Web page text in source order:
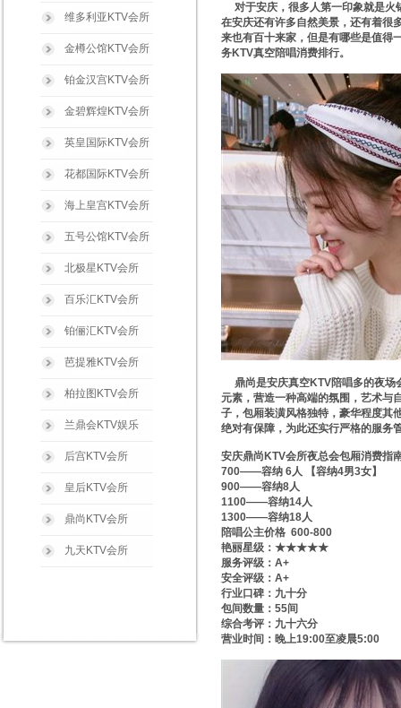
对于安庆，很多人第一印象就是火
在安庆还有许多自然美景，还有着很
来也有百十来家，但是有哪些是值得
务KTV真空陪唱消费排行。
鼎尚是安庆真空KTV陪唱多的夜场
元素，营造一种高端的氛围，艺术与
子，包厢装潢风格独特，豪华程度其
绝对有保障，为此还实行严格的服务
安庆鼎尚KTV会所夜总会包厢消费指
700——容纳 6人 【容纳4男3女】
900——容纳8人
1100——容纳14人
1300——容纳18人
陪唱公主价格 600-800
艳丽星级：★★★★★
服务评级：A+
安全评级：A+
行业口碑：九十分
包间数量：55间
综合考评：九十六分
营业时间：晚上19:00至凌晨5:00
维多利亚KTV会所
金樽公馆KTV会所
铂金汉宫KTV会所
金碧辉煌KTV会所
英皇国际KTV会所
花都国际KTV会所
海上皇宫KTV会所
五号公馆KTV会所
北极星KTV会所
百乐汇KTV会所
铂俪汇KTV会所
芭提雅KTV会所
柏拉图KTV会所
兰鼎会KTV娱乐
后宫KTV会所
皇后KTV会所
鼎尚KTV会所
九天KTV会所